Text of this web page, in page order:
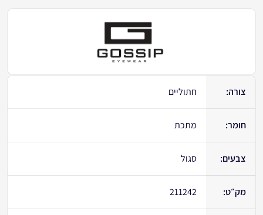
צורה: חתוליים
חומר: מתכת
צבעים: סגול
מק״ט: 211242